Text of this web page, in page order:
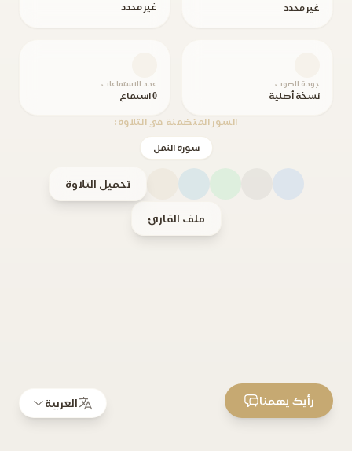
غير محدد غير محدد
جودة الصوت
نسخة أصلية
عدد الاستماعات
0 استماع
السور المتضمنة في التلاوة:
سورة النمل
تحميل التلاوة
ملف القارئ
العربية رأيك يهمنا